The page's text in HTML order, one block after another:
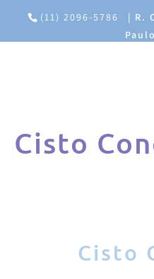
(11) 2096-5786 | R.
Cisto
Cisto